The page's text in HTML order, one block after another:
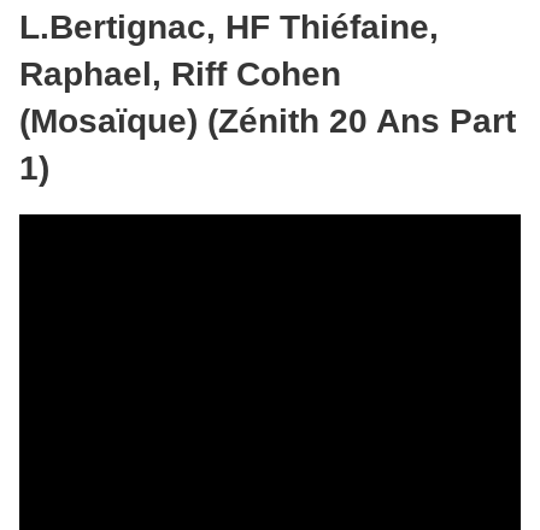
L.Bertignac, HF Thiéfaine,
Raphael, Riff Cohen
(Mosaïque) (Zénith 20 Ans Part
1)